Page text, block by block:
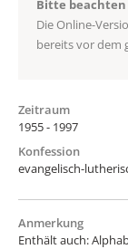
Bitte beachten
Die Online-
bereits vor dem
Zeitraum
1955 - 1997
Konfession
evangelisch-
Anmerkung
Enthält auch: